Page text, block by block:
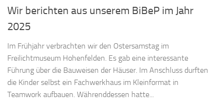
Wir berichten aus unserem BiBeP im Jahr
2025
Im Frühjahr verbrachten wir den Ostersamstag im
Freilichtmuseum Hohenfelden. Es gab eine interessante
Führung über die Bauweisen der Häuser. Im Anschluss durften
die Kinder selbst ein Fachwerkhaus im Kleinformat in
Teamwork aufbauen. Währenddessen hatte...